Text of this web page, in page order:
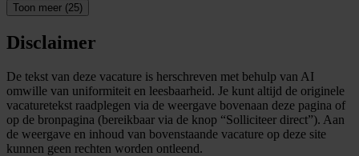
Toon meer (25)
Disclaimer
De tekst van deze vacature is herschreven met behulp van AI
omwille van uniformiteit en leesbaarheid. Je kunt altijd de originele
vacaturetekst raadplegen via de weergave bovenaan deze pagina of
op de bronpagina (bereikbaar via de knop “Solliciteer direct”). Aan
de weergave en inhoud van bovenstaande vacature op deze site
kunnen geen rechten worden ontleend.